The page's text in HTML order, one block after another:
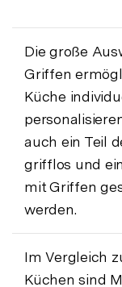
Die große
Griffen
Küche
auch ein Teil
grifflos und
mit Griffen
werden.
Im Vergleich
Küchen sind